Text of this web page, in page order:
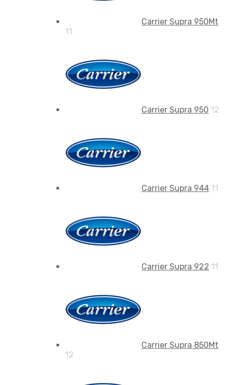
Carrier Supra 950Mt
11
Carrier Supra 950 12
Carrier Supra 944 11
Carrier Supra 922 11
Carrier Supra 850Mt
12